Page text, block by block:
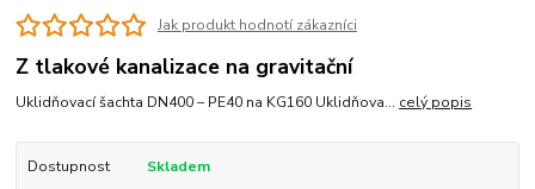
Jak produkt hodnotí zákazníci
Z tlakové kanalizace na gravitační
Uklidňovací šachta DN400 – PE40 na KG160 Uklidňova... celý popis
Dostupnost
Skladem